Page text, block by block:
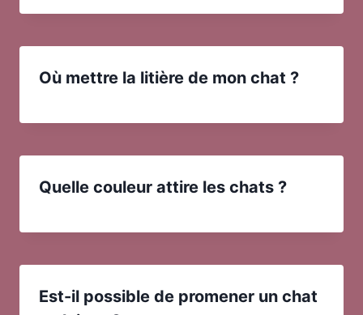
Où mettre la litière de mon chat ?
Quelle couleur attire les chats ?
Est-il possible de promener un chat